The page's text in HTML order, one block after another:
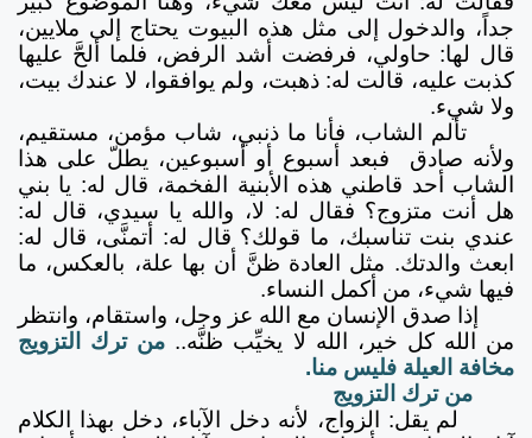
جداً، والدخول إلى مثل هذه البيوت يحتاج إلى ملايين،
قال لها: حاولي، فرفضت أشد الرفض، فلما ألحَّ عليها
كذبت عليه، قالت له: ذهبت، ولم يوافقوا، لا عندك بيت،
ولا شيء.
تألم الشاب، فأنا ما ذنبي، شاب مؤمن، مستقيم،
ولأنه صادق فبعد أسبوع أو أسبوعين، يطلّ على هذا
الشاب أحد قاطني هذه الأبنية الفخمة، قال له: يا بني
هل أنت متزوج؟ فقال له: لا، والله يا سيدي، قال له:
عندي بنت تناسبك، ما قولك؟ قال له: أتمنَّى، قال له:
ابعث والدتك. مثل العادة ظنَّ أن بها علة، بالعكس، ما
فيها شيء، من أكمل النساء.
إذا صدق الإنسان مع الله عز وجل، واستقام، وانتظر
من الله كل خير، الله لا يخيِّب ظنَّه.. من ترك التزويج
مخافة العيلة فليس منا.
من ترك التزويج
لم يقل: الزواج، لأنه دخل الآباء، دخل بهذا الكلام